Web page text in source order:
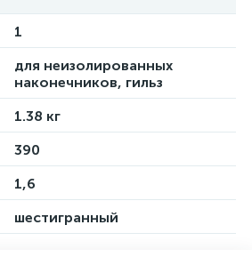
1
для неизолированных
наконечников, гильз
1.38 кг
390
1,6
шестигранный